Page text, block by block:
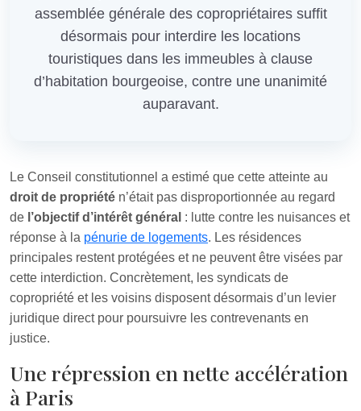
assemblée générale des copropriétaires suffit
désormais pour interdire les locations
touristiques dans les immeubles à clause
d’habitation bourgeoise, contre une unanimité
auparavant.
Le Conseil constitutionnel a estimé que cette atteinte au
droit de propriété n’était pas disproportionnée au regard
de l’objectif d’intérêt général : lutte contre les nuisances et
réponse à la pénurie de logements. Les résidences
principales restent protégées et ne peuvent être visées par
cette interdiction. Concrètement, les syndicats de
copropriété et les voisins disposent désormais d’un levier
juridique direct pour poursuivre les contrevenants en
justice.
Une répression en nette accélération
à Paris